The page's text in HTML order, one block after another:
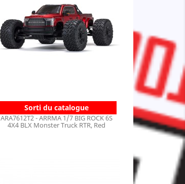
Sorti du catalogue
ARA7612T2 - ARRMA 1/7 BIG ROCK 6S
4X4 BLX Monster Truck RTR, Red